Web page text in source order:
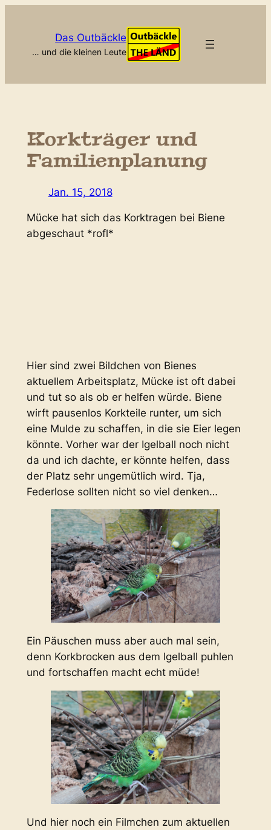
Das Outbäckle
… und die kleinen Leute
Korkträger und
Familienplanung
Jan. 15, 2018
Mücke hat sich das Korktragen bei Biene
abgeschaut *rofl*
Hier sind zwei Bildchen von Bienes
aktuellem Arbeitsplatz, Mücke ist oft dabei
und tut so als ob er helfen würde. Biene
wirft pausenlos Korkteile runter, um sich
eine Mulde zu schaffen, in die sie Eier legen
könnte. Vorher war der Igelball noch nicht
da und ich dachte, er könnte helfen, dass
der Platz sehr ungemütlich wird. Tja,
Federlose sollten nicht so viel denken…
Ein Päuschen muss aber auch mal sein,
denn Korkbrocken aus dem Igelball puhlen
und fortschaffen macht echt müde!
Und hier noch ein Filmchen zum aktuellen